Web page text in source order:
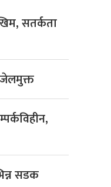
सतर्कता
सडक